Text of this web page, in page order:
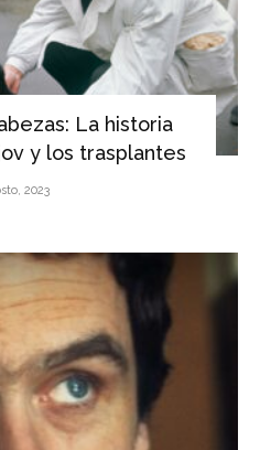
La historia
y los trasplantes
2023